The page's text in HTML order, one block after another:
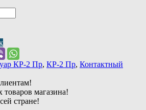
КР-2 Пр, КР-2 Пр, Контактный
товаров магазина!
стране!